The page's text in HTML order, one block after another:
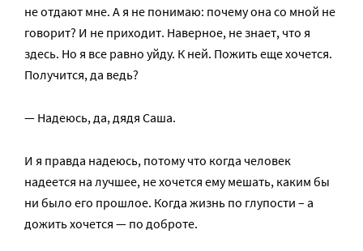
не отдают мне. А я не понимаю: почему она со мной не
говорит? И не приходит. Наверное, не знает, что я
здесь. Но я все равно уйду. К ней. Пожить еще хочется.
Получится, да ведь?
— Надеюсь, да, дядя Саша.
И я правда надеюсь, потому что когда человек
надеется на лучшее, не хочется ему мешать, каким бы
ни было его прошлое. Когда жизнь по глупости – а
дожить хочется — по доброте.